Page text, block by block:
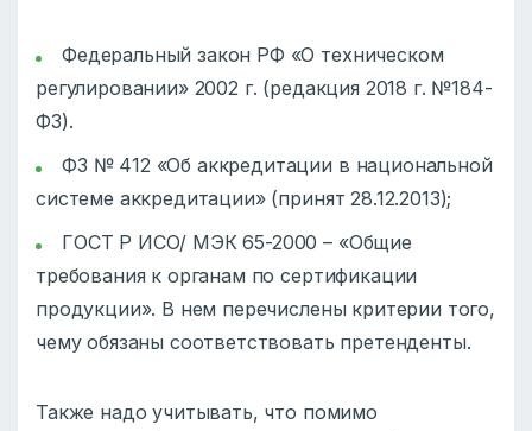
Федеральный закон РФ «О техническом
регулировании» 2002 г. (редакция 2018 г. №184-
Ф3).
ФЗ № 412 «Об аккредитации в национальной
системе аккредитации» (принят 28.12.2013);
ГОСТ Р ИСО/ МЭК 65-2000 – «Общие
требования к органам по сертификации
продукции». В нем перечислены критерии того,
чему обязаны соответствовать претенденты.
Также надо учитывать, что помимо